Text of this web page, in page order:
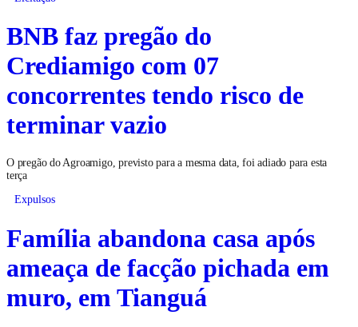
BNB faz pregão do
Crediamigo com 07
concorrentes tendo risco de
terminar vazio
O pregão do Agroamigo, previsto para a mesma data, foi adiado para esta
terça
Expulsos
Família abandona casa após
ameaça de facção pichada em
muro, em Tianguá